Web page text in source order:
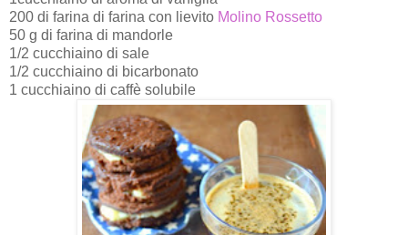
200 di farina di farina con lievito Molino Rossetto
50 g di farina di mandorle
1/2 cucchiaino di sale
1/2 cucchiaino di bicarbonato
1 cucchiaino di caffè solubile